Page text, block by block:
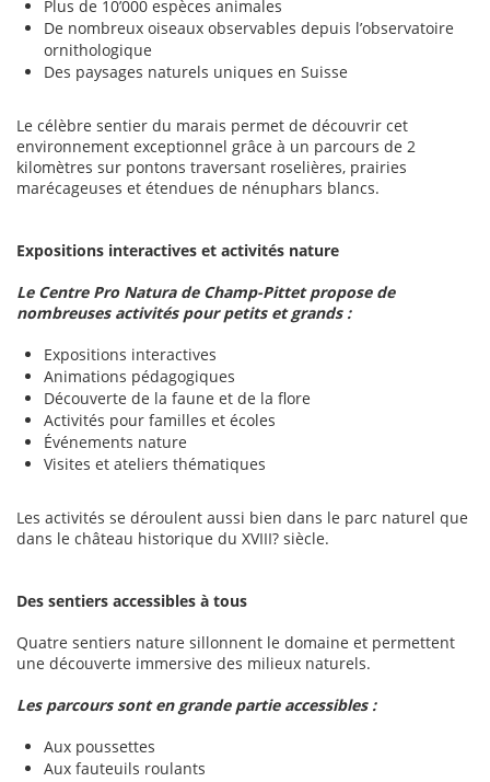
Plus de 10’000 espèces animales
De nombreux oiseaux observables depuis l’observatoire
ornithologique
Des paysages naturels uniques en Suisse
Le célèbre sentier du marais permet de découvrir cet
environnement exceptionnel grâce à un parcours de 2
kilomètres sur pontons traversant roselières, prairies
marécageuses et étendues de nénuphars blancs.
Expositions interactives et activités nature
Le Centre Pro Natura de Champ-Pittet propose de
nombreuses activités pour petits et grands :
Expositions interactives
Animations pédagogiques
Découverte de la faune et de la flore
Activités pour familles et écoles
Événements nature
Visites et ateliers thématiques
Les activités se déroulent aussi bien dans le parc naturel que
dans le château historique du XVIII? siècle.
Des sentiers accessibles à tous
Quatre sentiers nature sillonnent le domaine et permettent
une découverte immersive des milieux naturels.
Les parcours sont en grande partie accessibles :
Aux poussettes
Aux fauteuils roulants